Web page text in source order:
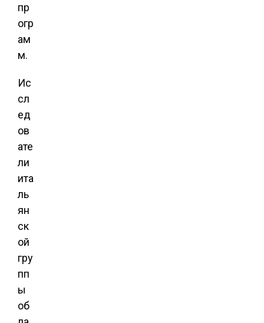
пр
огр
ам
м.
Ис
сл
ед
ов
ате
ли
ита
ль
ян
ск
ой
гру
пп
ы
об